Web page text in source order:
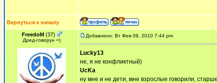
Вернуться к началу
FreedoM(37)
Дред-говорун =)
Добавлено: Вт Фев 09, 2010 7:44 pm
Lucky13
не, я не конфликтный)
UcKa
ну мне и не дети, мне взрослые говорили,